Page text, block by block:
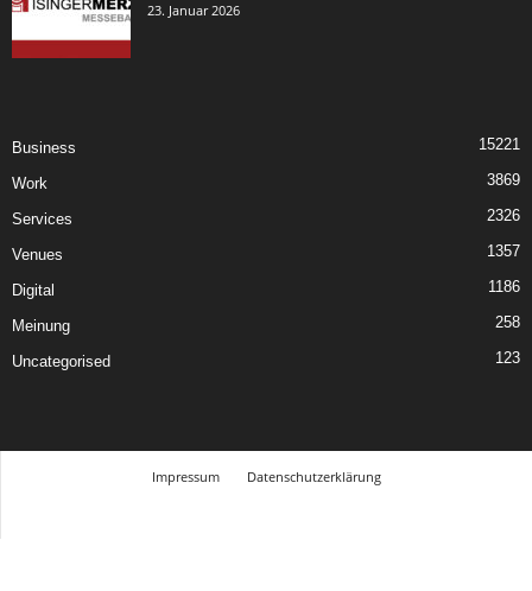
23. Januar 2026
Business 15221
Work 3869
Services 2326
Venues 1357
Digital 1186
Meinung 258
Uncategorised 123
Impressum
Datenschutzerklärung